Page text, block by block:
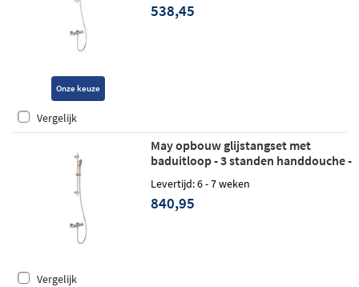
Onze keuze
538,45
Vergelijk
May opbouw glijstangset met
baduitloop - 3 standen handdouche -
Levertijd: 6 - 7 weken
840,95
Vergelijk